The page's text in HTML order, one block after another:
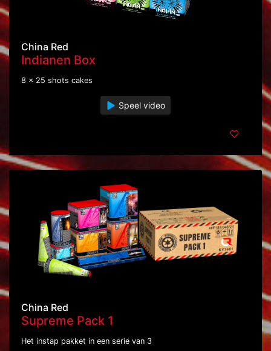
China Red
Indianen Box
8 x 25 shots cakes
Speel video
China Red
Supreme Pack 1
Het instap pakket in een serie van 3